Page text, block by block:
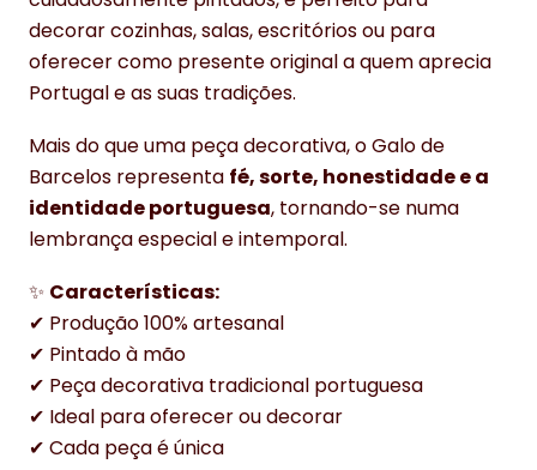
decorar cozinhas, salas, escritórios ou para
oferecer como presente original a quem aprecia
Portugal e as suas tradições.
Mais do que uma peça decorativa, o Galo de
Barcelos representa fé, sorte, honestidade e a
identidade portuguesa, tornando-se numa
lembrança especial e intemporal.
✨ Características:
✔ Produção 100% artesanal
✔ Pintado à mão
✔ Peça decorativa tradicional portuguesa
✔ Ideal para oferecer ou decorar
✔ Cada peça é única